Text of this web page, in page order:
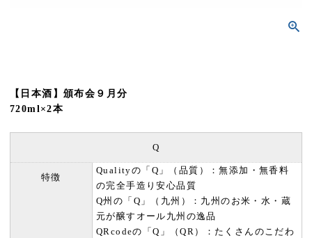
【日本酒】頒布会９月分
720ml×2本
Q
特徴
Qualityの「Q」（品質）：無添加・無香料
の完全手造り安心品質
Q州の「Q」（九州）：九州のお米・水・蔵
元が醸すオール九州の逸品
QRcodeの「Q」（QR）：たくさんのこだわ